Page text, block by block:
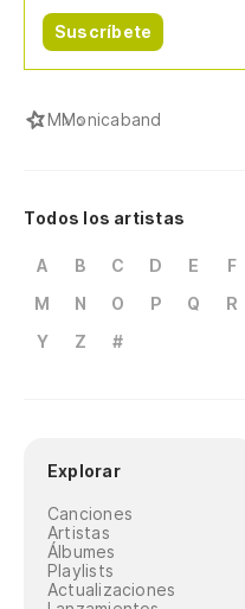
Suscríbete
MMonicaband
Todos los artistas
A B C D E F
M
N O P Q R
Y
Z #
Explorar
Canciones
Artistas
Álbumes
Playlists
Actualizaciones